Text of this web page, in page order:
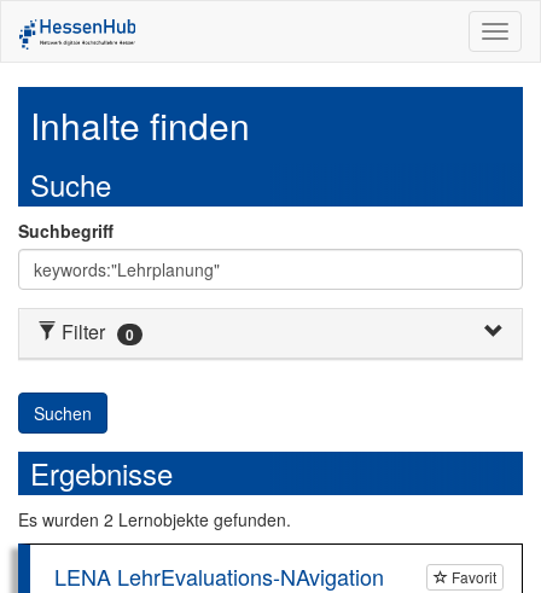
Inhalte finden
Suche
Suchbegriff
Filter 0
Suchen
Ergebnisse
Es wurden 2 Lernobjekte gefunden.
Favorit
LENA LehrEvaluations-NAvigation